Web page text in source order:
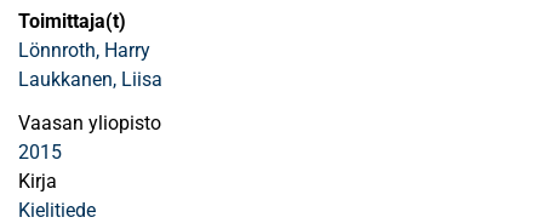
Toimittaja(t)
Lönnroth, Harry
Laukkanen, Liisa
Vaasan yliopisto
2015
Kirja
Kielitiede